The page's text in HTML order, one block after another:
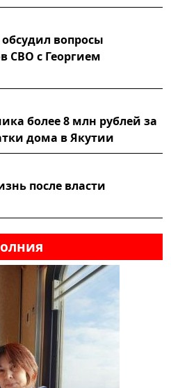
вопросы
СВО с Георгием
более 8 млн рублей за
дома в Якутии
после власти